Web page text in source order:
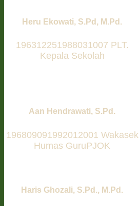
Heru Ekowati, S.Pd, M.Pd.
196312251988031007 PLT.
Kepala Sekolah
Aan Hendrawati, S.Pd.
196809091992012001 Wakasek
Humas GuruPJOK
Haris Ghozali, S.Pd., M.Pd.